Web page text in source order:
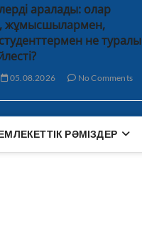
аралады: олар
жұмысшылармен,
не туралы
05.08.2026 No Comments
РӘМІЗДЕР